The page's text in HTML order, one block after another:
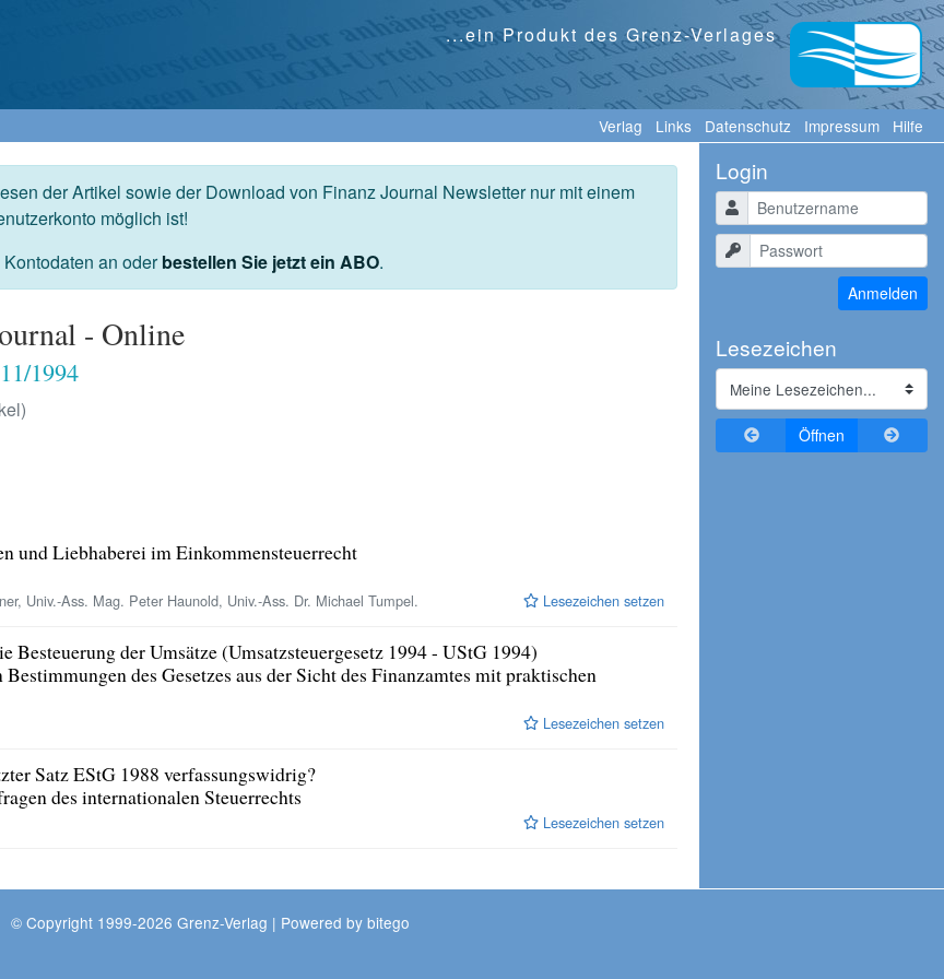
...ein Produkt des Grenz-Verlages
Verlag Links Datenschutz Impressum Hilfe
der Artikel sowie der Download von Finanz Journal Newsletter nur mit einem
möglich ist!
an oderbestellen Sie jetzt ein ABO.
- Online
1994
und Liebhaberei im Einkommensteuerrecht
Univ.-Ass. Mag. Peter Haunold, Univ.-Ass. Dr. Michael Tumpel. Lesezeichen setzen
Besteuerung der Umsätze (Umsatzsteuergesetz 1994 - UStG 1994)
des Gesetzes aus der Sicht des Finanzamtes mit praktischen
Lesezeichen setzen
Satz EStG 1988 verfassungswidrig?
des internationalen Steuerrechts
Lesezeichen setzen
Login
Benutzername
Passwort
Anmelden
Lesezeichen
Zurückblättern
Öffnen
© Copyright 1999-2026 Grenz-Verlag | Powered by bitego